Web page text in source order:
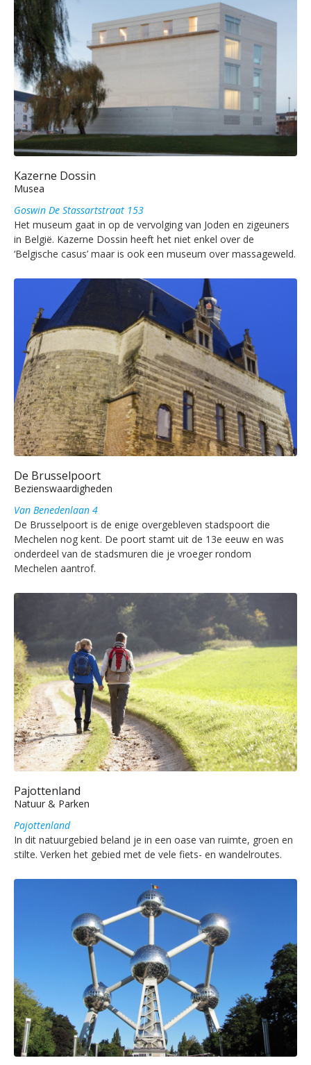
Kazerne Dossin
Musea
Goswin De Stassartstraat 153
Het museum gaat in op de vervolging van Joden en zigeuners
in België. Kazerne Dossin heeft het niet enkel over de
‘Belgische casus’ maar is ook een museum over massageweld.
De Brusselpoort
Bezienswaardigheden
Van Benedenlaan 4
De Brusselpoort is de enige overgebleven stadspoort die
Mechelen nog kent. De poort stamt uit de 13e eeuw en was
onderdeel van de stadsmuren die je vroeger rondom
Mechelen aantrof.
Pajottenland
Natuur & Parken
Pajottenland
In dit natuurgebied beland je in een oase van ruimte, groen en
stilte. Verken het gebied met de vele fiets- en wandelroutes.